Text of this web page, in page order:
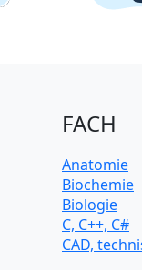
FACH
Anatomie
Biochemie
Biologie
C, C++, C#
CAD,